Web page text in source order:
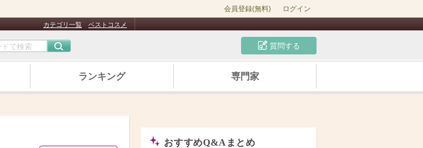
会員登録(無料) ログイン
カテゴリ一覧 ベストコスメ
質問する
ランキング 専門家
おすすめQ&Aまとめ